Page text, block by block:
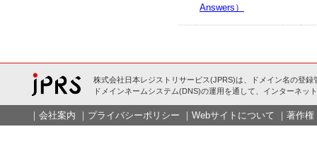
Answers）
株式会社日本レジストリサービス(JPRS)は、ドメイン名の登録
ドメインネームシステム(DNS)の運用を通して、インターネッ
｜ 会社案内 ｜ プライバシーポリシー ｜ Webサイトについて ｜ 著作権